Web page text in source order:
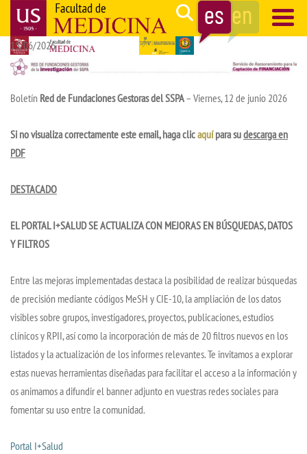
Pasar
contenido
principal
Search
Navegación
principal
15/06/2026
Boletín Red de Fundaciones Gestoras del SSPA– Viernes, 12 de junio 2026
Si no visualiza correctamente este email, haga clicaquí para sudescarga en
PDF
DESTACADO
EL PORTAL I+SALUD SE ACTUALIZA CON MEJORAS EN BÚSQUEDAS, DATOS
Y FILTROS
Entre las mejoras implementadas destaca la posibilidad de realizar búsquedas
de precisión mediante códigos MeSH y CIE-10, la ampliación de los datos
visibles sobre grupos, investigadores, proyectos, publicaciones, estudios
clínicos y RPII, así como la incorporación de más de 20 filtros nuevos en los
listados y la actualización de los informes relevantes. Te invitamos a explorar
estas nuevas herramientas diseñadas para facilitar el acceso a la información y
os animamos a difundir el banner adjunto en vuestras redes sociales para
fomentar su uso entre la comunidad.
Portal I+Salud